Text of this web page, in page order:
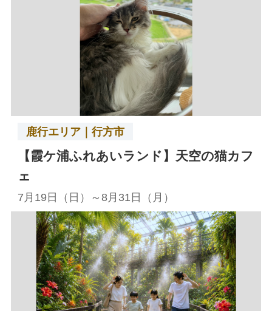
鹿行エリア｜行方市
【霞ケ浦ふれあいランド】天空の猫カフ
ェ
7月19日（日）～8月31日（月）